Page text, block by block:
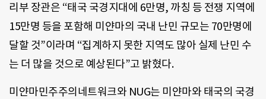
리부 장관은 “태국 국경지대에 6만명, 까칭 등 전쟁 지역에
15만명 등을 포함해 미얀마의 국내 난민 규모는 70만명에
달할 것”이라며 “집계하지 못한 지역도 많아 실제 난민 수
는 더 많을 것으로 예상된다”고 밝혔다.
미얀마민주주의네트워크와 NUG는 미얀마와 태국의 국경